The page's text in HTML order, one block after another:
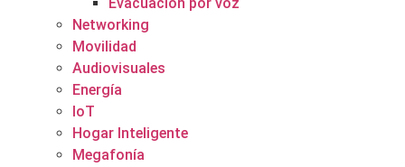
Networking
Movilidad
Audiovisuales
Energía
IoT
Hogar Inteligente
Megafonía